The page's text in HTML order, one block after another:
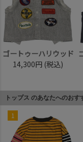
ゴートゥーハリウッド
14,300円 (税込)
トップス のあなたへのおす
1